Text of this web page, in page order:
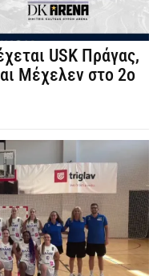
USK Πράγας,
Μέχελεν στο 2ο